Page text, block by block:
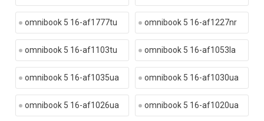
omnibook 5 16-af1777tu omnibook 5 16-af1227nr
omnibook 5 16-af1103tu omnibook 5 16-af1053la
omnibook 5 16-af1035ua omnibook 5 16-af1030ua
omnibook 5 16-af1026ua omnibook 5 16-af1020ua